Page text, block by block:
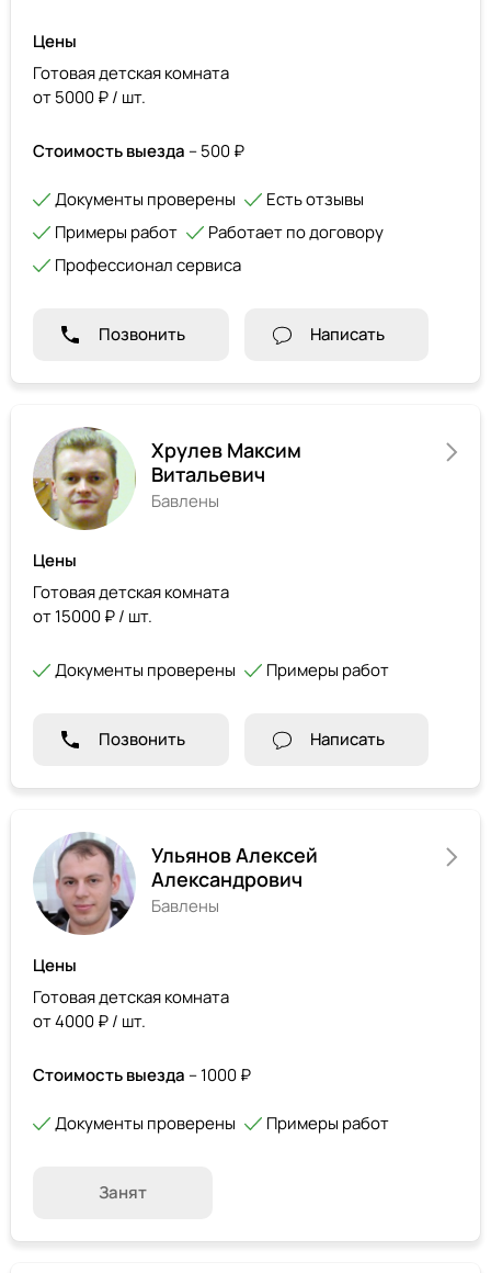
Цены
Готовая детская комната
от 5000 ₽ / шт.
Стоимость выезда – 500 ₽
Документы проверены
Есть отзывы
Примеры работ
Работает по договору
Профессионал сервиса
Позвонить Написать
Хрулев Максим
Витальевич
Бавлены
Цены
Готовая детская комната
от 15000 ₽ / шт.
Документы проверены Примеры работ
Позвонить Написать
Ульянов Алексей
Александрович
Бавлены
Цены
Готовая детская комната
от 4000 ₽ / шт.
Стоимость выезда – 1000 ₽
Документы проверены Примеры работ
Занят